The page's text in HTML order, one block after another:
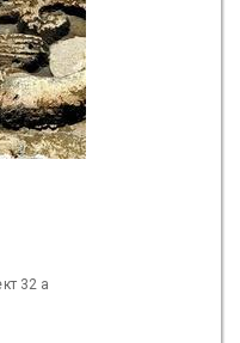
32 а